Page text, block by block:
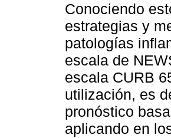
Conociendo
estrategias y
patologías
escala de
escala CURB
utilización, es
pronóstico
aplicando en